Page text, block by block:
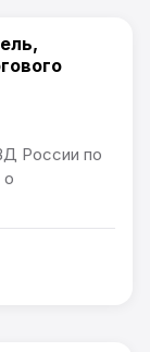
России по
о